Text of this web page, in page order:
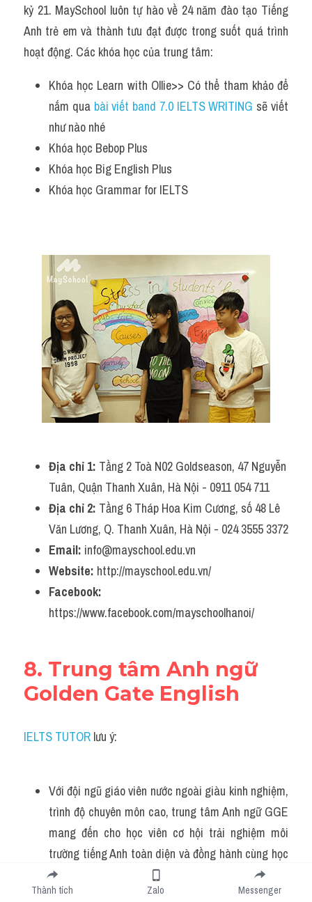
kỷ 21. MaySchool luôn tự hào về 24 năm đào tạo Tiếng
Anh trẻ em và thành tưu đạt được trong suốt quá trình
hoạt động. Các khóa học của trung tâm:
Khóa học Learn with Ollie>> Có thể tham khảo để
nắm qua bài viết band 7.0 IELTS WRITING sẽ viết
như nào nhé
Khóa học Bebop Plus
Khóa học Big English Plus
Khóa học Grammar for IELTS
Địa chỉ 1: Tầng 2 Toà N02 Goldseason, 47 Nguyễn
Tuân, Quận Thanh Xuân, Hà Nội - 0911 054 711
Địa chỉ 2: Tầng 6 Tháp Hoa Kim Cương, số 48 Lê
Văn Lương, Q. Thanh Xuân, Hà Nội - 024 3555 3372
Email: info@mayschool.edu.vn
Website: http://mayschool.edu.vn/
Facebook:
https://www.facebook.com/mayschoolhanoi/
8. Trung tâm Anh ngữ
Golden Gate English
IELTS TUTOR lưu ý:
Với đội ngũ giáo viên nước ngoài giàu kinh nghiệm,
trình độ chuyên môn cao, trung tâm Anh ngữ GGE
mang đến cho học viên cơ hội trải nghiệm môi
trường tiếng Anh toàn diện và đồng hành cùng học
viên từ những bước đầu tiên để chinh phục khả năng
Anh ngữ của mình.>> THAM KHẢO THÊM Phân
Thành tích Zalo Messenger